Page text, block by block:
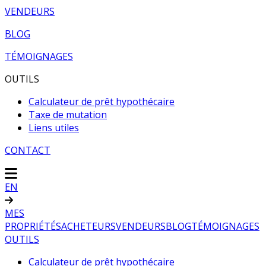
VENDEURS
BLOG
TÉMOIGNAGES
OUTILS
Calculateur de prêt hypothécaire
Taxe de mutation
Liens utiles
CONTACT
EN
MES
PROPRIÉTÉSACHETEURSVENDEURSBLOGTÉMOIGNAGES
OUTILS
Calculateur de prêt hypothécaire